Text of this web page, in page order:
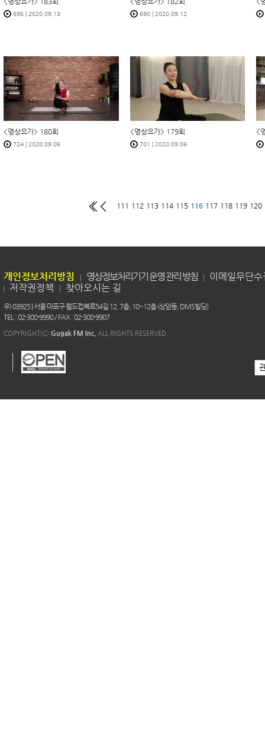
696 |2020.09.13 690| 2020.09.12
<명상요가> 180회
724 |2020.09.06
<명상요가> 179회
701 2020.09.06
<
111 112 113 114 115 116 117 118 119 120
개인정보처리방침 영상정보처리기기 운영 관리 방침
이메일무단
저작권정책
찾아오시는 길
우) 03925 | 서울 마포구 월드컵북로54길 12, 7층, 10~12층 (상암동, DMS빌딩)
TEL : 02-300-9990 / FAX : 02-300-9907
COPYRIGHT(C) Gugak FM Inc. ALL RIGHTS RESERVED.